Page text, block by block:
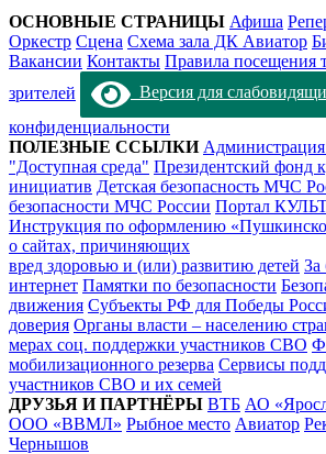
ОСНОВНЫЕ СТРАНИЦЫ Афиша
Оркестр Сцена Схема зала ДК Авиатор
Вакансии Контакты Правила посещения
зрителей
Версия для
конфиденциальности
ПОЛЕЗНЫЕ ССЫЛКИ
"Доступная среда" Президентский фонд
инициатив Детская безопасность МЧС
безопасности МЧС России Портал
Инструкция по оформлению
о сайтах, причиняющих
вред здоровью и (или) развитию детей За
интернет Памятки по безопасности
движения Субъекты РФ для Победы
доверия Органы власти – населению
мерах соц. поддержки участников СВО
мобилизационного резерва Сервисы
участников СВО и их семей
ДРУЗЬЯ И ПАРТНЁРЫ ВТБ АО
ООО «ВВМЛ» Рыбное место Авиатор
Чернышов